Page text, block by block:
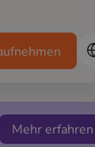
Mehr erfahren